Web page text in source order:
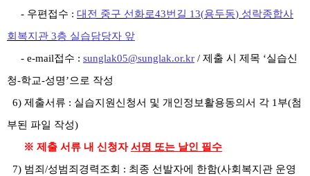
- 우편접수 : 대전 중구 선화로43번길 13(용두동) 성락종합사
회복지관 3층 실습담당자 앞
- e-mail접수 : sunglak05@sunglak.or.kr / 제출 시 제목 ‘실습신
청-학교-성명’으로 작성
6) 제출서류 : 실습지원신청서 및 개인정보활용동의서 각 1 부(첨
부된 파일 작성)
※ 제출 서류 내 신청자서명 또는 날인 필수
7) 범죄 /성범죄경력조회 : 최종 선발자에 한함(사회복지관 운영